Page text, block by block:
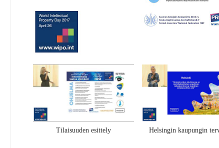
Tilaisuuden esittely Helsingin kaupungin